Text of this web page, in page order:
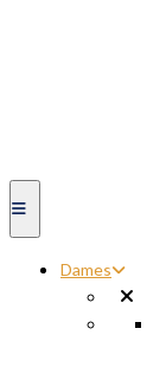
Dames